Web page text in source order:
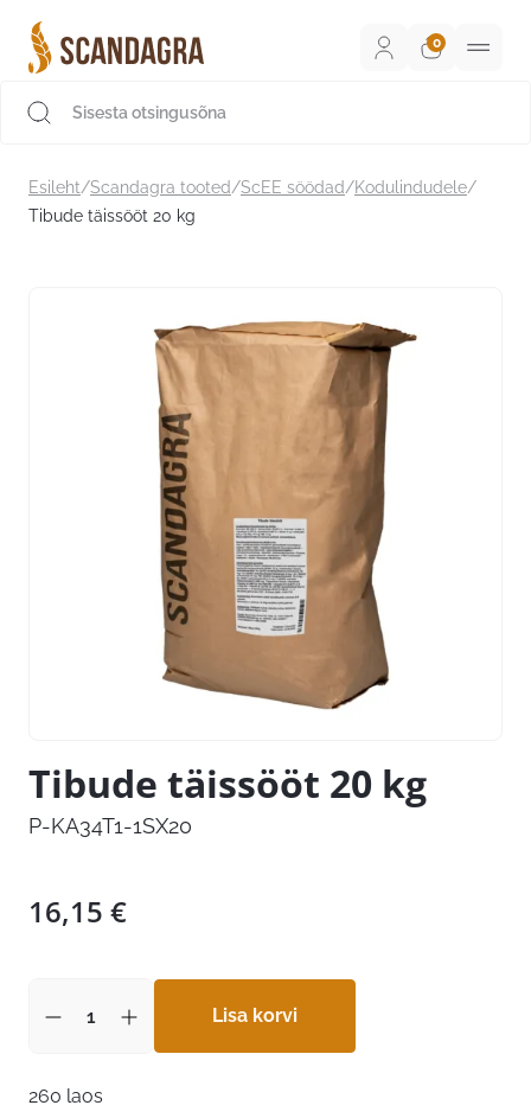
sisu
juurde
Esileht/Scandagra tooted/ScEE söödad/Kodulindudele/
Tibude täissööt 20 kg
Tibude täissööt 20 kg
P-KA34T1-1SX20
16,15 €
Lisa korvi
260 laos